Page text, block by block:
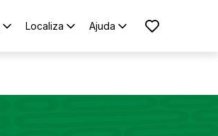
Localiza Ajuda